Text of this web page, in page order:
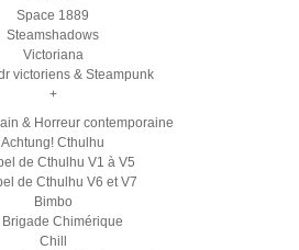
Space 1889
Steamshadows
Victoriana
victoriens & Steampunk
+
& Horreur contemporaine
Achtung! Cthulhu
de Cthulhu V1 à V5
de Cthulhu V6 et V7
Bimbo
Brigade Chimérique
Chill